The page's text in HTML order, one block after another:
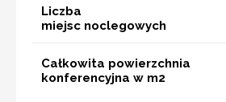
Liczba
miejsc noclegowych
Całkowita powierzchnia
konferencyjna w m2